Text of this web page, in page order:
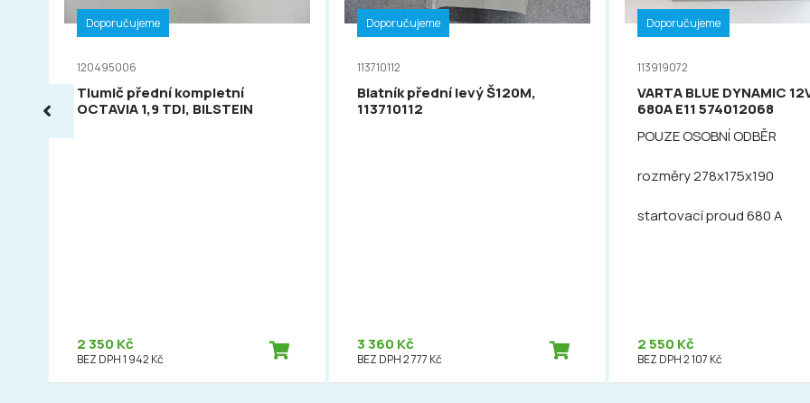
Doporučujeme
120495006
Tlumič přední kompletní
OCTAVIA 1,9 TDI, BILSTEIN
2 350 Kč
BEZ DPH 1 942 Kč
Doporučujeme
113710112
Blatník přední levý Š120M,
113710112
3 360 Kč
BEZ DPH 2 777 Kč
Doporučujeme
113919072
VARTA BLUE DYNAMIC
680A E11 574012068
POUZE OSOBNÍ ODBĚR
rozměry 278x175x190
startovací proud 680 A
2 550 Kč
BEZ DPH 2 107 Kč